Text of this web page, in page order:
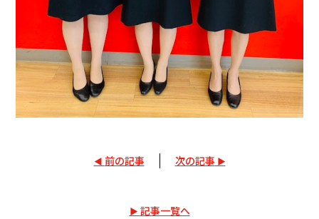
前の記事 次の記事
記事一覧へ